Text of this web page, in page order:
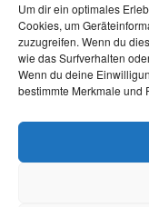
Um dir ein optimales
Cookies, um
zuzugreifen. Wenn du
wie das Surfverhalten
Wenn du deine
bestimmte Merkmale und
KONTAKT
+49 171 4361706